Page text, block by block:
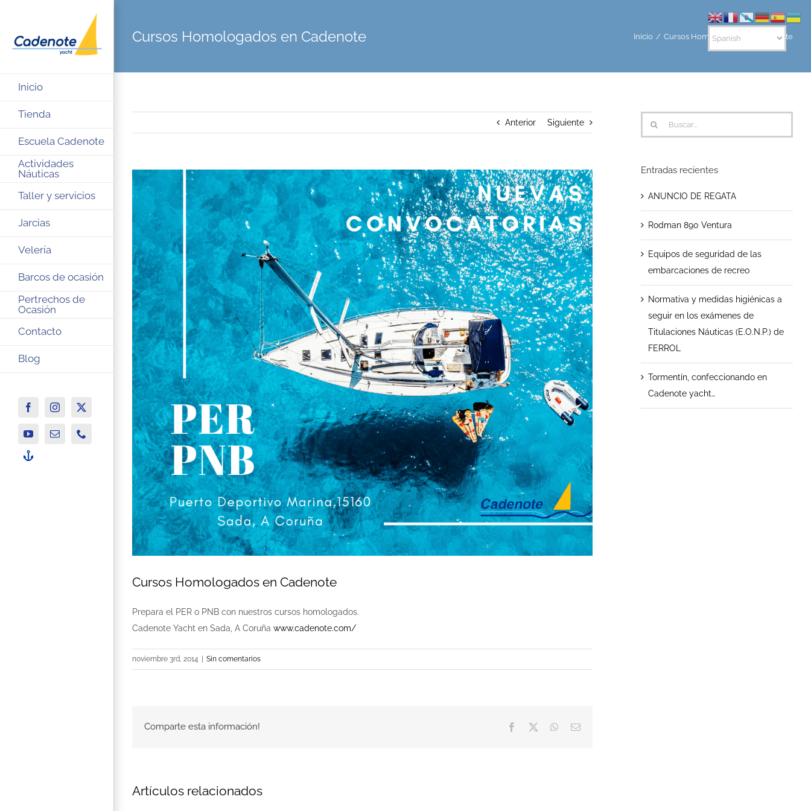
contenido
Inicio
Tienda
Escuela Cadenote
Actividades
Náuticas
Taller y servicios
Jarcias
Velería
Barcos de ocasión
Pertrechos de
Ocasión
Contacto
Blog
FacebookInstagram
X
YouTubeCorreoPhone
-
Cursos Homologados en Cadenote Inicio Cursos Homologados en Cadenote
Anterior Siguiente
Ver
imagen
grande
Cursos Homologados en Cadenote
Prepara el PER o PNB con nuestros cursos homologados.
Cadenote Yacht en Sada, A Coruña www.cadenote.com/
noviembre 3rd, 2014 | Sin comentarios
Comparte esta información! Facebook WhatsApp
Correo
Artículos relacionados
Entradas recientes
ANUNCIO DE REGATA
Rodman 890 Ventura
Equipos de seguridad de las
embarcaciones de recreo
Normativa y medidas higiénicas a
seguir en los exámenes de
Titulaciones Náuticas (E.O.N.P.) de
FERROL
Tormentín, confeccionando en
Cadenote yacht…